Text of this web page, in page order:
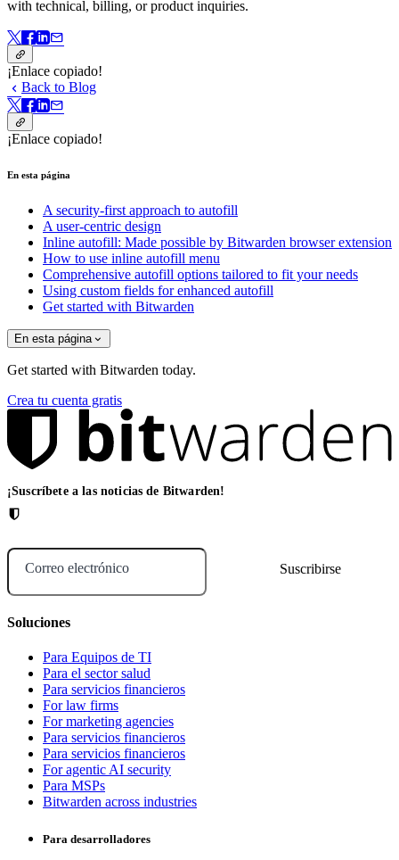
with technical, billing, or product inquiries.
¡Enlace copiado!
Back to Blog
¡Enlace copiado!
En esta página
A security-first approach to autofill
A user-centric design
Inline autofill: Made possible by Bitwarden browser extension
How to use inline autofill menu
Comprehensive autofill options tailored to fit your needs
Using custom fields for enhanced autofill
Get started with Bitwarden
En esta página
Get started with Bitwarden today.
Crea tu cuenta gratis
¡Suscríbete a las noticias de Bitwarden!
Correo electrónico
Soluciones
Para Equipos de TI
Para el sector salud
Para servicios financieros
For law firms
For marketing agencies
Para servicios financieros
Para servicios financieros
For agentic AI security
Para MSPs
Bitwarden across industries
Para desarrolladores